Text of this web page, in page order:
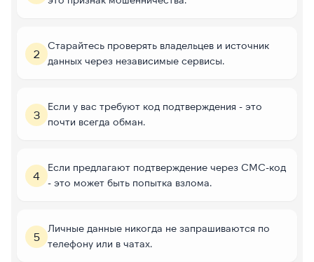
2
Старайтесь проверять владельцев и источник
данных через независимые сервисы.
3
Если у вас требуют код подтверждения - это
почти всегда обман.
4
Если предлагают подтверждение через СМС-код
- это может быть попытка взлома.
5
Личные данные никогда не запрашиваются по
телефону или в чатах.